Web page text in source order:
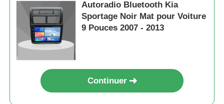
Autoradio Bluetooth Kia
Sportage Noir Mat pour Voiture
9 Pouces 2007 - 2013
Continuer